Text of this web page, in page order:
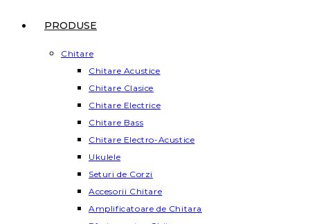
PRODUSE
Chitare
Chitare Acustice
Chitare Clasice
Chitare Electrice
Chitare Bass
Chitare Electro-Acustice
Ukulele
Seturi de Corzi
Accesorii Chitare
Amplificatoare de Chitara